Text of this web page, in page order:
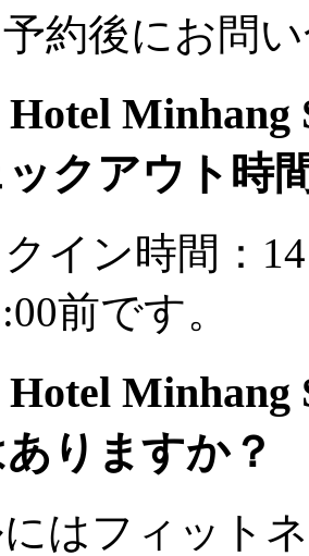
約後にお問
Hotel
ックアウト時
イン時間：
前です。
Hotel
りますか？
はフィット